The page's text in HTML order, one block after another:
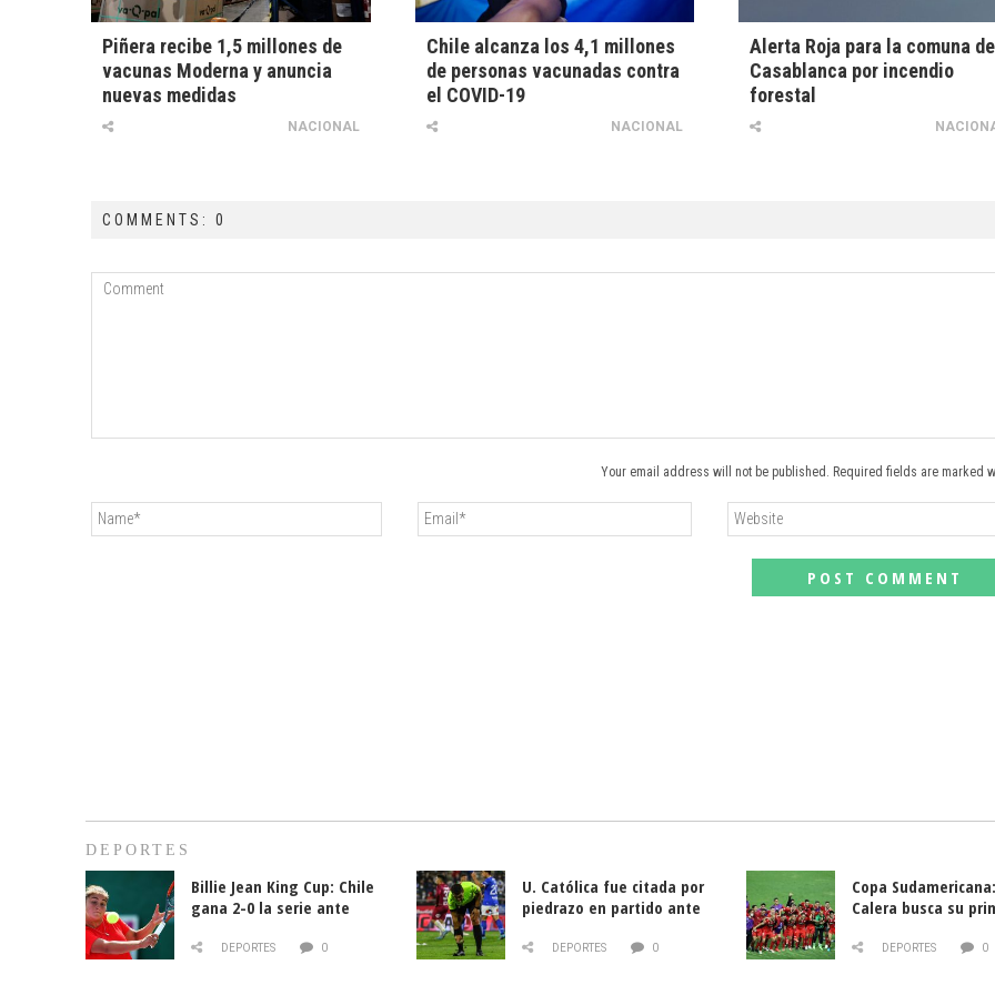
Piñera recibe 1,5 millones de
vacunas Moderna y anuncia
nuevas medidas
NACIONAL
Chile alcanza los 4,1 millones
de personas vacunadas contra
el COVID-19
NACIONAL
Alerta Roja para la comuna de
Casablanca por incendio
forestal
COMMENTS: 0
Your email address will not be published. Required fields are marked
DEPORTES
Billie Jean King Cup: Chile
gana 2-0 la serie ante
DEPORTES 0
U. Católica fue citada por
piedrazo en partido ante
DEPORTES 0
Copa
Calera busca su
DEPORTES 0